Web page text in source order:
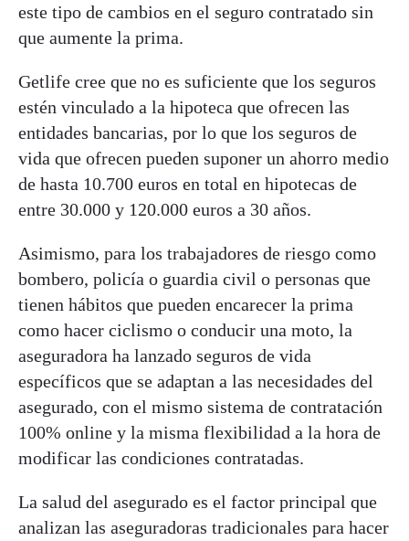
este tipo de cambios en el seguro contratado sin
que aumente la prima.
Getlife cree que no es suficiente que los seguros
estén vinculado a la hipoteca que ofrecen las
entidades bancarias, por lo que los seguros de
vida que ofrecen pueden suponer un ahorro medio
de hasta 10.700 euros en total en hipotecas de
entre 30.000 y 120.000 euros a 30 años.
Asimismo, para los trabajadores de riesgo como
bombero, policía o guardia civil o personas que
tienen hábitos que pueden encarecer la prima
como hacer ciclismo o conducir una moto, la
aseguradora ha lanzado seguros de vida
específicos que se adaptan a las necesidades del
asegurado, con el mismo sistema de contratación
100% online y la misma flexibilidad a la hora de
modificar las condiciones contratadas.
La salud del asegurado es el factor principal que
analizan las aseguradoras tradicionales para hacer